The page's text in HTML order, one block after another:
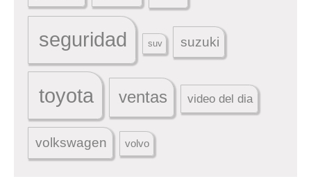
seguridad suv suzuki
toyota ventas video del dia
volkswagen volvo